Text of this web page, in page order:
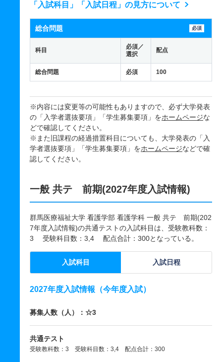
「入試科目」「入試日程」の見方について
総合問題 必須
科目
必須／
選択
配点
総合問題 必須 100
※内容には変更等の可能性もありますので、必ず大学発表
の「入学者選抜要項」「学生募集要項」をホームページな
どで確認してください。
※また旧課程の経過措置科目についても、大学発表の「入
学者選抜要項」「学生募集要項」をホームページなどで確
認してください。
一般 共テ 前期(2027年度入試情報)
群馬医療福祉大学 看護学部 看護学科 一般 共テ 前期(202
7年度入試情報)の共通テストの入試科目は、受験教科数：
3 受験科目数：3,4 配点合計：300となっている。
入試科目 入試日程
2027年度入試情報（今年度入試）
募集人数（人）：☆3
共通テスト
受験教科数：3 受験科目数：3,4 配点合計：300